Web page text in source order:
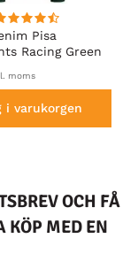
Pisa
Racing Green
moms
i varukorgen
OCH FÅ
KÖP MED EN